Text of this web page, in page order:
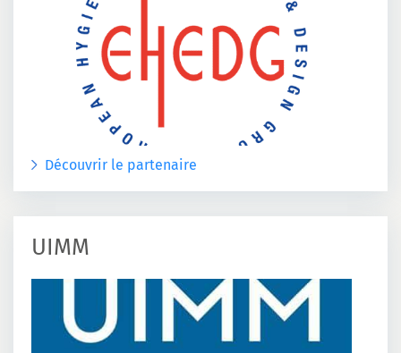
Découvrir le partenaire
UIMM